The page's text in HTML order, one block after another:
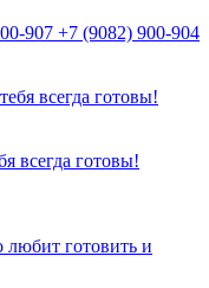
907 +7 (9082) 900-904
всегда готовы!
любит готовить и